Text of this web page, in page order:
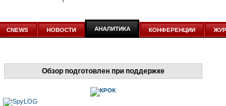
аналитике
CNEWS НОВОСТИ АНАЛИТИКА КОНФЕРЕНЦИИ
Обзор подготовлен при поддержке